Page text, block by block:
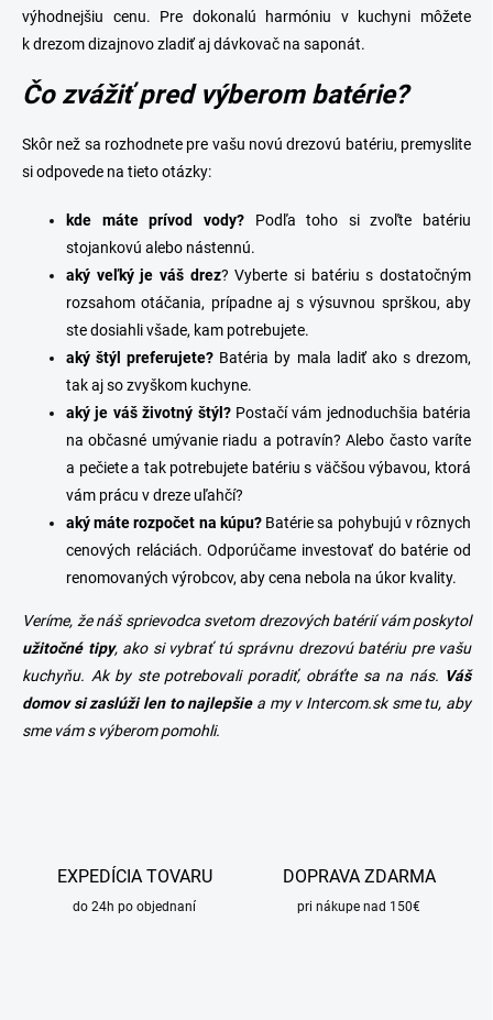
výhodnejšiu cenu. Pre dokonalú harmóniu v kuchyni môžete
k drezom dizajnovo zladiť ajdávkovač na saponát.
Čo zvážiť pred výberom batérie?
Skôr než sa rozhodnete pre vašu novú drezovú batériu, premyslite
si odpovede na tieto otázky:
kde máte prívod vody?Podľa toho si zvoľte batériu
stojankovú alebo nástennú.
aký veľký je váš drez? Vyberte si batériu s dostatočným
rozsahom otáčania, prípadne aj s výsuvnou sprškou, aby
ste dosiahli všade, kam potrebujete.
aký štýl preferujete? Batéria by mala ladiť ako s drezom,
tak aj so zvyškom kuchyne.
aký je váš životný štýl?Postačí vám jednoduchšia batéria
na občasné umývanie riadu a potravín? Alebo často varíte
a pečiete a tak potrebujete batériu s väčšou výbavou, ktorá
vám prácu v dreze uľahčí?
aký máte rozpočet na kúpu?Batérie sa pohybujú v rôznych
cenových reláciách. Odporúčame investovať do batérie od
renomovaných výrobcov, aby cena nebola na úkor kvality.
Veríme, že náš sprievodca svetom drezových batérií vám poskytol
užitočné tipy, ako si vybrať tú správnu drezovú batériu pre vašu
kuchyňu. Ak by ste potrebovali poradiť, obráťte sa na nás. Váš
domov si zaslúži len to najlepšiea my vIntercom.sksme tu, aby
sme vám s výberom pomohli.
EXPEDÍCIA TOVARU
do 24h po objednaní
DOPRAVA ZDARMA
pri nákupe nad 150€